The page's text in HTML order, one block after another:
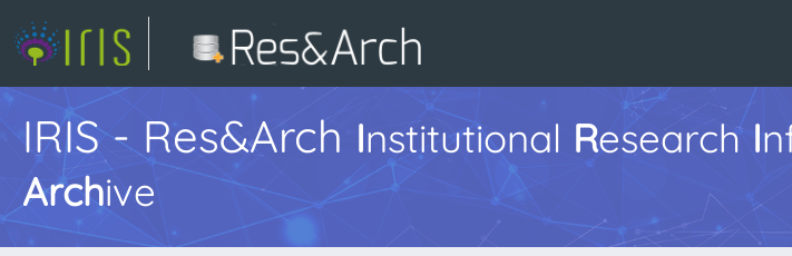
IRIS - Res&Arch Institutional Research I
Archive